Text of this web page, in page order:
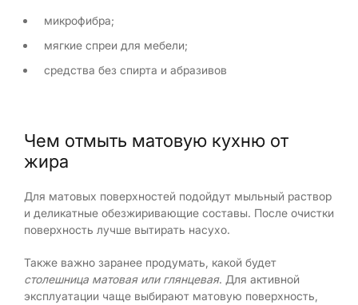
микрофибра;
мягкие спреи для мебели;
средства без спирта и абразивов
Чем отмыть матовую кухню от
жира
Для матовых поверхностей подойдут мыльный раствор
и деликатные обезжиривающие составы. После очистки
поверхность лучше вытирать насухо.
Также важно заранее продумать, какой будет
столешница матовая или глянцевая. Для активной
эксплуатации чаще выбирают матовую поверхность,